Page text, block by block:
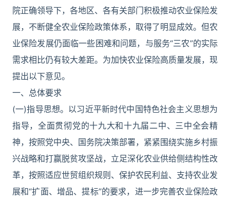
院正确领导下，各地区、各有关部门积极推动农业保险发
展，不断健全农业保险政策体系，取得了明显成效。但农
业保险发展仍面临一些困难和问题，与服务“三农”的实际
需求相比仍有较大差距。为加快农业保险高质量发展，现
提出以下意见。
一、总体要求
(一)指导思想。以习近平新时代中国特色社会主义思想为
指导，全面贯彻党的十九大和十九届二中、三中全会精
神，按照党中央、国务院决策部署，紧紧围绕实施乡村振
兴战略和打赢脱贫攻坚战，立足深化农业供给侧结构性改
革，按照适应世贸组织规则、保护农民利益、支持农业发
展和“扩面、增品、提标”的要求，进一步完善农业保险政